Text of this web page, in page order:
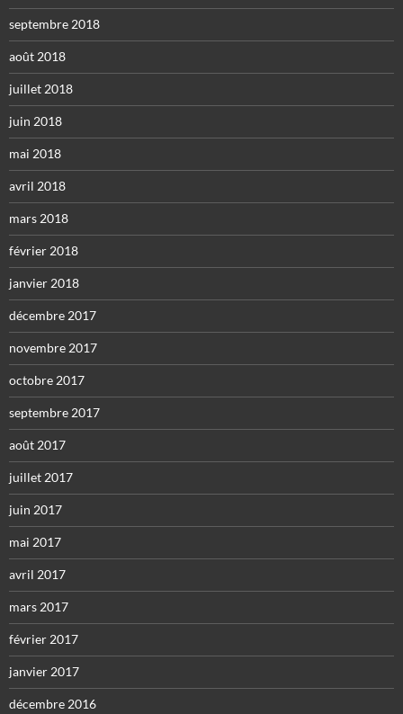
septembre 2018
août 2018
juillet 2018
juin 2018
mai 2018
avril 2018
mars 2018
février 2018
janvier 2018
décembre 2017
novembre 2017
octobre 2017
septembre 2017
août 2017
juillet 2017
juin 2017
mai 2017
avril 2017
mars 2017
février 2017
janvier 2017
décembre 2016